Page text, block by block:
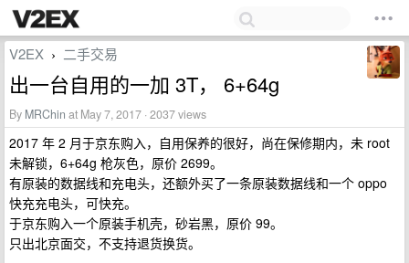
V2EX › 二手交易
出一台自用的一加 3T， 6+64g
By MRChin at May 7, 2017 · 2037 views
2017 年 2 月于京东购入，自用保养的很好，尚在保修期内，未 root
未解锁，6+64g 枪灰色，原价 2699。
有原装的数据线和充电头，还额外买了一条原装数据线和一个 oppo
快充充电头，可快充。
于京东购入一个原装手机壳，砂岩黑，原价 99。
只出北京面交，不支持退货换货。